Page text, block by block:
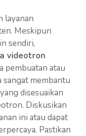
layanan
Meskipun
sendiri,
videotron
pembuatan atau
membantu
disesuaikan
Diskusikan
ini atau dapat
Pastikan